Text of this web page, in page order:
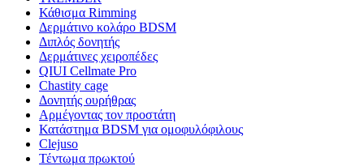
Κάθισμα Rimming
Δερμάτινο κολάρο BDSM
Διπλός δονητής
Δερμάτινες χειροπέδες
QIUI Cellmate Pro
Chastity cage
Δονητής ουρήθρας
Αρμέγοντας τον προστάτη
Κατάστημα BDSM για ομοφυλόφιλους
Clejuso
Τέντωμα πρωκτού